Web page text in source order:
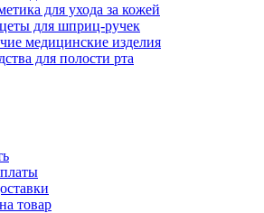
для ухода за кожей
для шприц-ручек
медицинские изделия
для полости рта
товар